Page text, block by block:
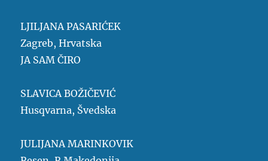
LJILJANA PASARIĆEK
Zagreb, Hrvatska
JA SAM ČIRO
SLAVICA BOŽIČEVIĆ
Husqvarna, Švedska
JULIJANA MARINKOVIK